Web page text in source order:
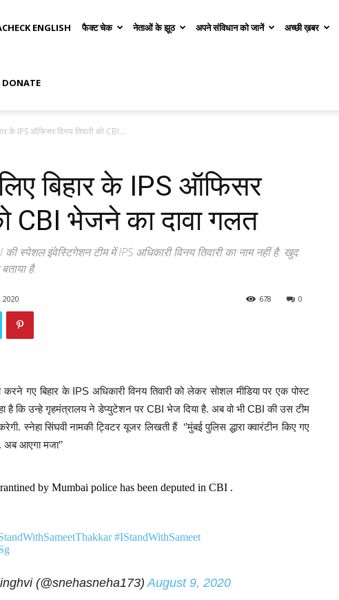
ENGLISH फैक्ट चेक नेताओं के झूठ अपने संविधान को जानें अच्छी ख़बर
DONATE
के IPS ऑफिसर विनय तिवारी को CBI...
बिहार के IPS ऑफिसर
CBI भेजने का दावा गलत
स्पेशल इंवेस्टिगेशन टीम में IPS अधिकारी विनय तिवारी का नाम नहीं है. खुद
है.
0
678
गए बिहार के IPS अधिकारी विनय तिवारी को लेकर सोशल मीडिया पर एक पोस्ट
है कि उन्हे गृहमंत्रालय ने डेप्युटेशन पर CBI भेज दिया है. अब वो भी CBI की उस टीम
स्नेहा सिंघवी नामकी ट्विटर यूजर लिखती हैं ‘’मुंबई पुलिस द्धारा क्वारंटीन किए गए
अब आएगा मजा’’
by Mumbai police has been deputed in CBI .
#IStandWithSameet
(@snehasneha173)August 9, 2020